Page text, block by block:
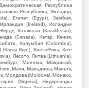
Республика
Республика, Эквадор,
Египет (Egypt), Замбия,
(Ireland), Исландия
Казахстан (Kazakhstan),
(Canada), Катар, Кения,
Колумбия (Colombia),
Rep.), Коста-Рика, Кот-
Лесото, Литва (Lithuania),
Мьянма, Маврикий,
Мали, Мальдивы, Мальта,
Молдова (Moldova), Монако,
(Nigeria), Нидерланды